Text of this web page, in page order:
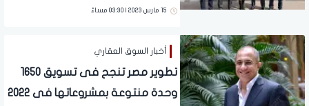
المصرية
15 مارس 2023 | 03:30 مساءً
أخبار السوق العقاري
تطوير مصر تنجح فى تسويق 1650
وحدة منتوعة بمشروعاتها فى 2022